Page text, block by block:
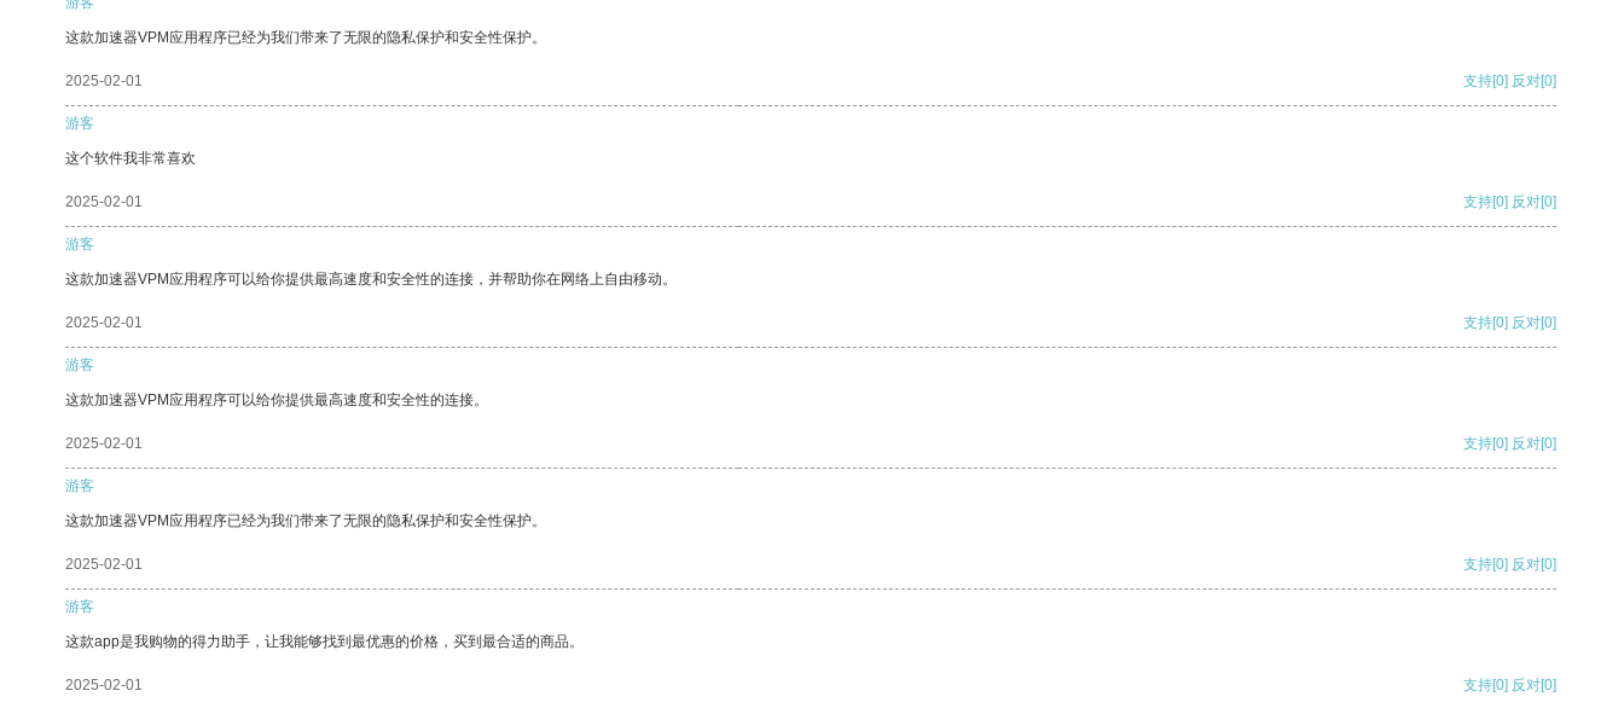
这款加速器VPM应用程序已经为我们带来了无限的隐私保护和安全性保护。
2025-02-01 支持[0] 反对[0]
游客
这个软件我非常喜欢
2025-02-01 支持[0] 反对[0]
游客
这款加速器VPM应用程序可以给你提供最高速度和安全性的连接，并帮助你在网络上自由移动。
2025-02-01 支持[0] 反对[0]
游客
这款加速器VPM应用程序可以给你提供最高速度和安全性的连接。
2025-02-01 支持[0] 反对[0]
游客
这款加速器VPM应用程序已经为我们带来了无限的隐私保护和安全性保护。
2025-02-01 支持[0] 反对[0]
游客
这款app是我购物的得力助手，让我能够找到最优惠的价格，买到最合适的商品。
2025-02-01 支持[0] 反对[0]